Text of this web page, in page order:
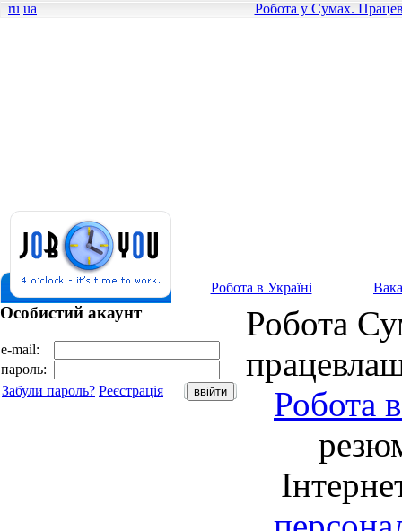
ru ua Робота у Сумах.
Робота в Україні
Особистий акаунт
e-mail:
пароль:
Забули пароль? Реєстрація
Робота
Робота